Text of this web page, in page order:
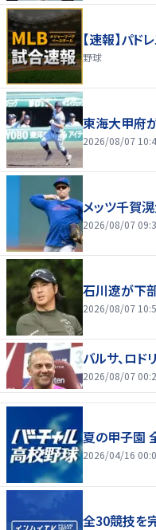
【速報】パド
野球
東海大甲府
2026/08/07
メッツ千賀
2026/08/07
石川遼が下
2026/08/07
バルサ、ロ
2026/08/07
夏の甲子園
2026/04/16
全30競技を